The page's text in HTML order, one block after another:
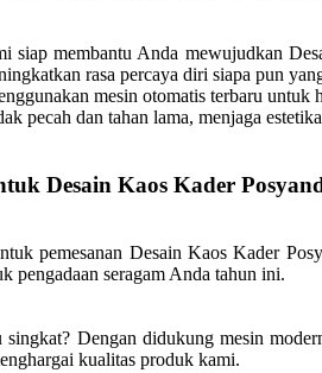
siap membantu Anda mewujudkan
rasa percaya diri siapa pun
mesin otomatis terbaru untuk
dan tahan lama, menjaga
Desain Kaos Kader
pemesanan Desain Kaos Kader
pengadaan seragam Anda tahun ini.
Dengan didukung mesin
kualitas produk kami.